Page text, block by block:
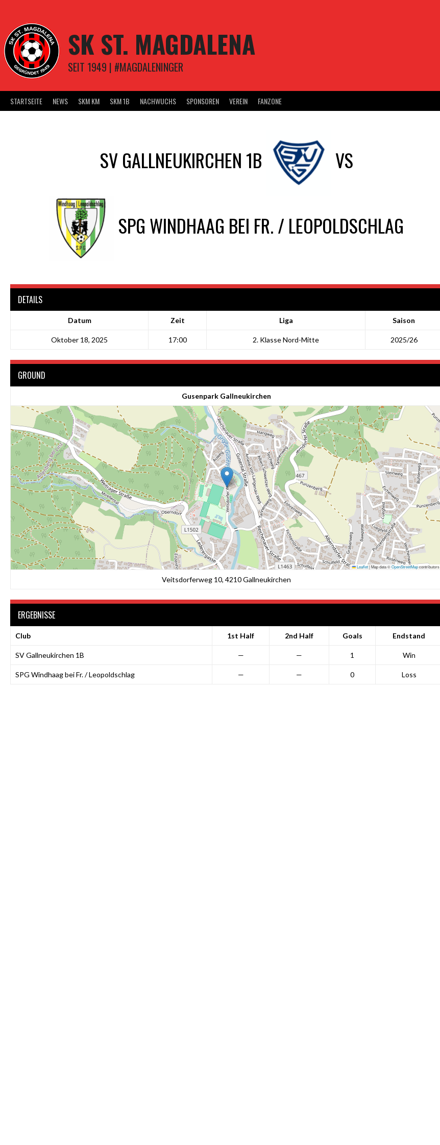
Inhalt
SK ST. MAGDALENA
SEIT 1949 | #MAGDALENINGER
STARTSEITE NEWS SKM KM SKM 1B NACHWUCHS SPONSOREN VEREIN FANZONE
SV GALLNEUKIRCHEN 1B VS
SPG WINDHAAG BEI FR. / LEOPOLDSCHLAG
DETAILS
Datum Zeit Liga Saison
Oktober 18, 2025 17:00 2. Klasse Nord-Mitte 2025/26
GROUND
Gusenpark Gallneukirchen
Leaflet|Map data ©OpenStreetMapcontributors
Veitsdorferweg 10, 4210 Gallneukirchen
ERGEBNISSE
Club 1st Half 2nd Half Goals Endstand
SV Gallneukirchen 1B — — 1 Win
SPG Windhaag bei Fr. / Leopoldschlag — — 0 Loss